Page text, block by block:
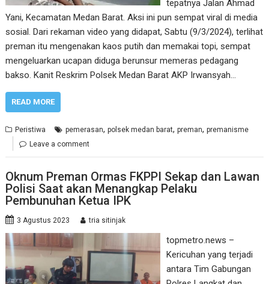
tepatnya Jalan Ahmad
Yani, Kecamatan Medan Barat. Aksi ini pun sempat viral di media
sosial. Dari rekaman video yang didapat, Sabtu (9/3/2024), terlihat
preman itu mengenakan kaos putih dan memakai topi, sempat
mengeluarkan ucapan diduga berunsur memeras pedagang
bakso. Kanit Reskrim Polsek Medan Barat AKP Irwansyah…
READ MORE
Peristiwa pemerasan,polsek medan barat,preman,premanisme
Leave a comment
Oknum Preman Ormas FKPPI Sekap dan Lawan
Polisi Saat akan Menangkap Pelaku
Pembunuhan Ketua IPK
3 Agustus 2023 tria sitinjak
topmetro.news –
Kericuhan yang terjadi
antara Tim Gabungan